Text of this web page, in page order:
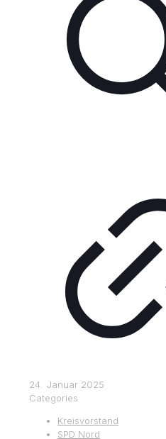
24. Januar 2025
Categories
Kreisvorstand
SPD Nord